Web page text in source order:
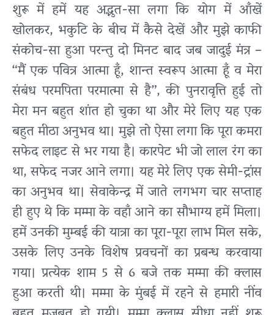
शुरू में हमें यह अद्भुत-सा लगा कि योग में आँखें
खोलकर, भकुटि के बीच में कैसे देखें और मुझे काफी
संकोच-सा हुआ परन्तु दो मिनट बाद जब जादुई मंत्र –
“मैं एक पवित्र आत्मा हूँ, शान्त स्वरूप आत्मा हूँ व मेरा
संबंध परमपिता परमात्मा से है”, की पुनरावृत्ति हुई तो
मेरा मन बहुत शांत हो चुका था और मेरे लिए यह एक
बहुत मीठा अनुभव था। मुझे तो ऐसा लगा कि पूरा कमरा
सफेद लाइट से भर गया है। कारपेट भी जो लाल रंग का
था, सफेद नजर आने लगा। यह मेरे लिए एक सेमी-ट्रांस
का अनुभव था। सेवाकेन्द्र में जाते लगभग चार सप्ताह
ही हुए थे कि मम्मा के वहाँ आने का सौभाग्य हमें मिला।
हमें उनकी मुम्बई की यात्रा का पूरा-पूरा लाभ मिल सके,
उसके लिए उनके विशेष प्रवचनों का प्रबन्ध करवाया
गया। प्रत्येक शाम 5 से 6 बजे तक मम्मा की क्लास
हुआ करती थी। मम्मा के मुंबई में रहने से हमारी नींव